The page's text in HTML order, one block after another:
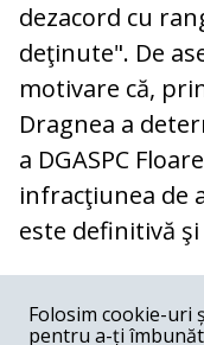
dezacord cu
deţinute". De
motivare că,
Dragnea a
a DGASPC
infracţiunea de
este definitivă
COMENTARII
Folosim cookie-uri
pentru a-ți